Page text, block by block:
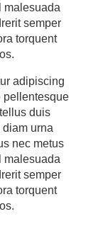
malesuada
semper
torquent
adipiscing
pellentesque
duis
urna
nec metus
malesuada
semper
torquent